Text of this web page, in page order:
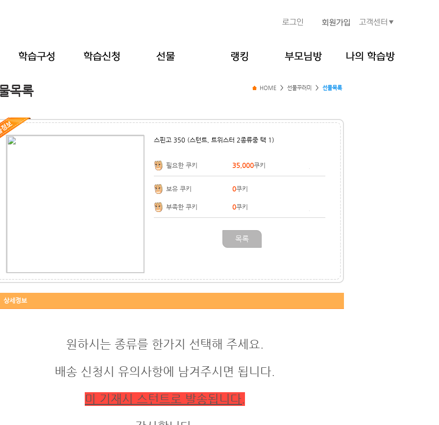
목록 HOME > 선물꾸러미 > 선물목록
스핀고 350 (스턴트, 트위스터 2종류중 택 1)
필요한 쿠키 35,000쿠키
보유 쿠키 0쿠키
부족한 쿠키 0쿠키
목록
상세정보
원하시는 종류를 한가지 선택해 주세요.
배송 신청시 유의사항에 남겨주시면 됩니다.
미 기재시 스턴트로 발송됩니다.